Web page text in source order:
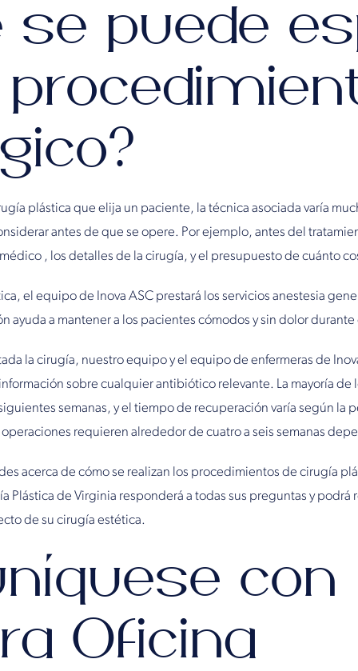
puede
plástica que elija un paciente, la técnica asociada varía
antes de que se opere. Por ejemplo, antes del
, los detalles de la cirugía, y el presupuesto de cuánto
el equipo de Inova ASC prestará los servicios anestesia
ayuda a mantener a los pacientes cómodos y sin dolor
la cirugía, nuestro equipo y el equipo de enfermeras de
sobre cualquier antibiótico relevante. La mayoría de
semanas, y el tiempo de recuperación varía según la
operaciones requieren alrededor de cuatro a seis semanas
acerca de cómo se realizan los procedimientos de cirugía
Plástica de Virginia responderá a todas sus preguntas y podrá
de su cirugía estética.
con
Oficina